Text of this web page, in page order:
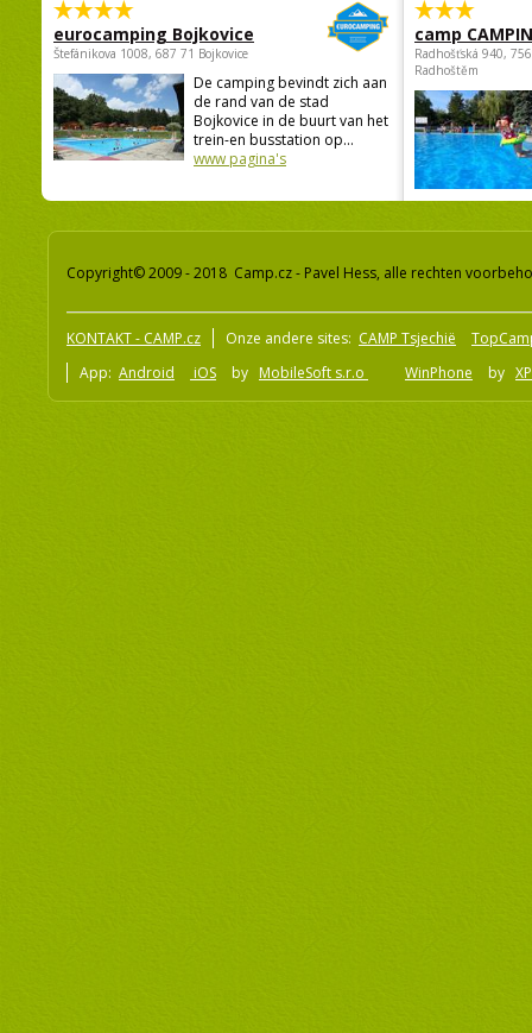
eurocamping Bojkovice
Štefánikova 1008, 687 71 Bojkovice
De camping bevindt zich aan
de rand van de stad
Bojkovice in de buurt van het
trein-en busstation op...
www pagina's
camp
Radhošťská 940,
Radhoštěm
Copyright© 2009 - 2018 Camp.cz - Pavel Hess, alle rechten
KONTAKT - CAMP.cz Onze andere sites: CAMP Tsjechië
App: Android iOS by MobileSoft s.r.o WinPhone by